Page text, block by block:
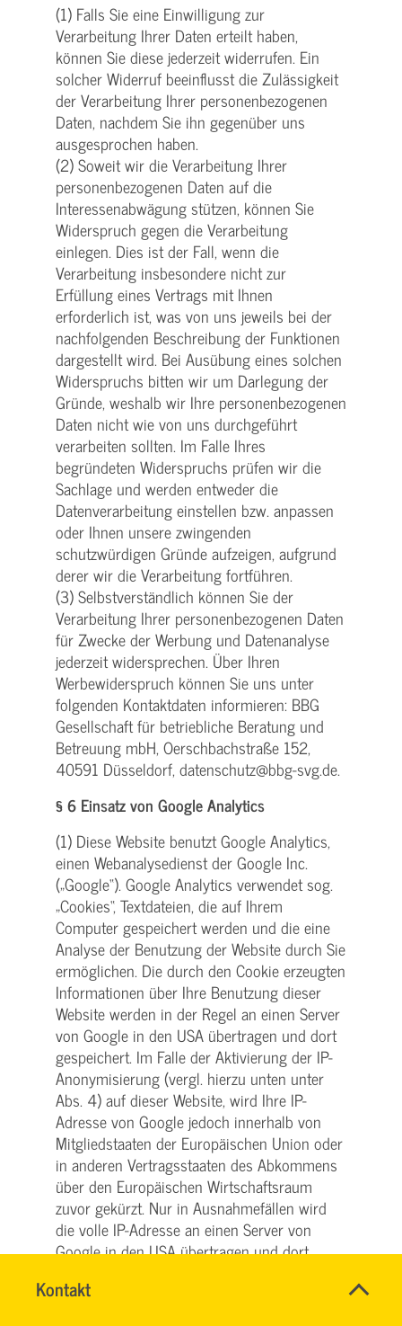
Kontakt
HASSNAE
Name*
(1) Falls Sie eine Einwilligung zur
Verarbeitung Ihrer Daten erteilt haben,
können Sie diese jederzeit widerrufen. Ein
solcher Widerruf beeinflusst die Zulässigkeit
der Verarbeitung Ihrer personenbezogenen
Daten, nachdem Sie ihn gegenüber uns
ausgesprochen haben.
(2) Soweit wir die Verarbeitung Ihrer
personenbezogenen Daten auf die
Interessenabwägung stützen, können Sie
Widerspruch gegen die Verarbeitung
einlegen. Dies ist der Fall, wenn die
Verarbeitung insbesondere nicht zur
Erfüllung eines Vertrags mit Ihnen
erforderlich ist, was von uns jeweils bei der
nachfolgenden Beschreibung der Funktionen
dargestellt wird. Bei Ausübung eines solchen
Widerspruchs bitten wir um Darlegung der
Gründe, weshalb wir Ihre personenbezogenen
Daten nicht wie von uns durchgeführt
verarbeiten sollten. Im Falle Ihres
begründeten Widerspruchs prüfen wir die
Sachlage und werden entweder die
Datenverarbeitung einstellen bzw. anpassen
oder Ihnen unsere zwingenden
schutzwürdigen Gründe aufzeigen, aufgrund
derer wir die Verarbeitung fortführen.
(3) Selbstverständlich können Sie der
Verarbeitung Ihrer personenbezogenen Daten
für Zwecke der Werbung und Datenanalyse
jederzeit widersprechen. Über Ihren
Werbewiderspruch können Sie uns unter
folgenden Kontaktdaten informieren: BBG
Gesellschaft für betriebliche Beratung und
Betreuung mbH, Oerschbachstraße 152,
40591 Düsseldorf, datenschutz@bbg-svg.de.
§ 6 Einsatz von Google Analytics
(1) Diese Website benutzt Google Analytics,
einen Webanalysedienst der Google Inc.
(„Google“). Google Analytics verwendet sog.
„Cookies“, Textdateien, die auf Ihrem
Computer gespeichert werden und die eine
Analyse der Benutzung der Website durch Sie
ermöglichen. Die durch den Cookie erzeugten
Informationen über Ihre Benutzung dieser
Website werden in der Regel an einen Server
von Google in den USA übertragen und dort
gespeichert. Im Falle der Aktivierung der IP-
Anonymisierung (vergl. hierzu unten unter
Abs. 4) auf dieser Website, wird Ihre IP-
Adresse von Google jedoch innerhalb von
Mitgliedstaaten der Europäischen Union oder
in anderen Vertragsstaaten des Abkommens
über den Europäischen Wirtschaftsraum
zuvor gekürzt. Nur in Ausnahmefällen wird
die volle IP-Adresse an einen Server von
Google in den USA übertragen und dort
Website wird Google diese Informationen